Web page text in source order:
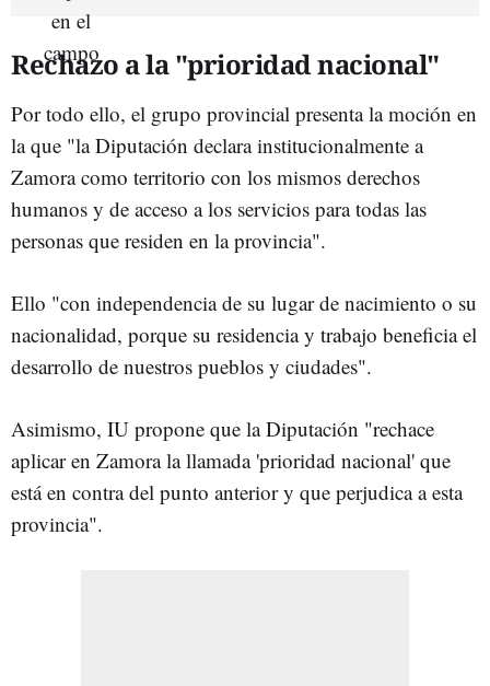
Rechazo a la "prioridad nacional"
Por todo ello, el grupo provincial presenta la moción en
la que "la Diputación declara institucionalmente a
Zamora como territorio con los mismos derechos
humanos y de acceso a los servicios para todas las
personas que residen en la provincia".
Ello "con independencia de su lugar de nacimiento o su
nacionalidad, porque su residencia y trabajo beneficia el
desarrollo de nuestros pueblos y ciudades".
Asimismo, IU propone que la Diputación "rechace
aplicar en Zamora la llamada 'prioridad nacional' que
está en contra del punto anterior y que perjudica a esta
provincia".